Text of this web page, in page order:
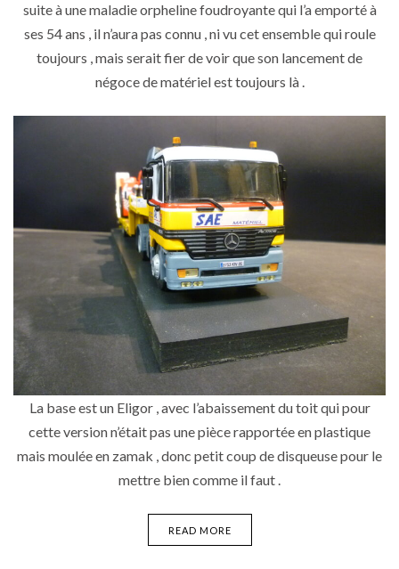
suite à une maladie orpheline foudroyante qui l’a emporté à
ses 54 ans , il n’aura pas connu , ni vu cet ensemble qui roule
toujours , mais serait fier de voir que son lancement de
négoce de matériel est toujours là .
La base est un Eligor , avec l’abaissement du toit qui pour
cette version n’était pas une pièce rapportée en plastique
mais moulée en zamak , donc petit coup de disqueuse pour le
mettre bien comme il faut .
READ MORE